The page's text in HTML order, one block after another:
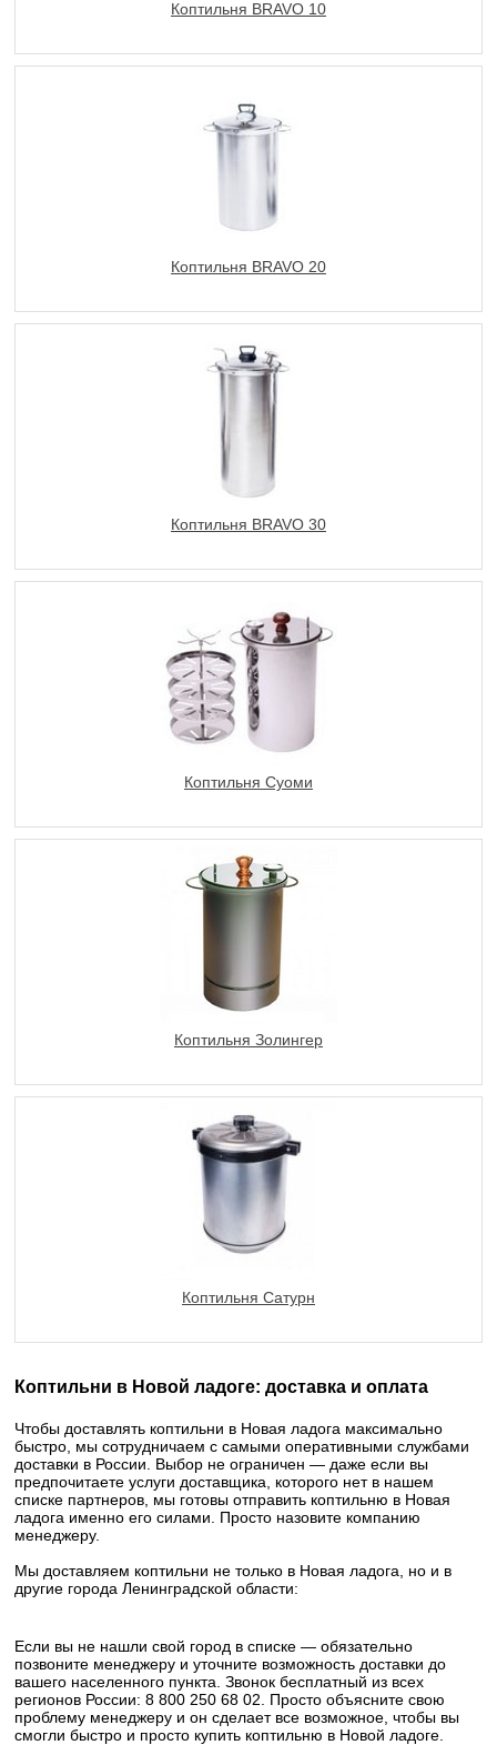
Коптильня BRAVO 10
Коптильня BRAVO 20
Коптильня BRAVO 30
Коптильня Суоми
Коптильня Золингер
Коптильня Сатурн
Коптильни в Новой ладоге: доставка и оплата
Чтобы доставлять коптильни в Новая ладога максимально
быстро, мы сотрудничаем с самыми оперативными службами
доставки в России. Выбор не ограничен — даже если вы
предпочитаете услуги доставщика, которого нет в нашем
списке партнеров, мы готовы отправить коптильню в Новая
ладога именно его силами. Просто назовите компанию
менеджеру.
Мы доставляем коптильни не только в Новая ладога, но и в
другие города Ленинградской области:
Если вы не нашли свой город в списке — обязательно
позвоните менеджеру и уточните возможность доставки до
вашего населенного пункта. Звонок бесплатный из всех
регионов России: 8 800 250 68 02. Просто объясните свою
проблему менеджеру и он сделает все возможное, чтобы вы
смогли быстро и просто купить коптильню в Новой ладоге.